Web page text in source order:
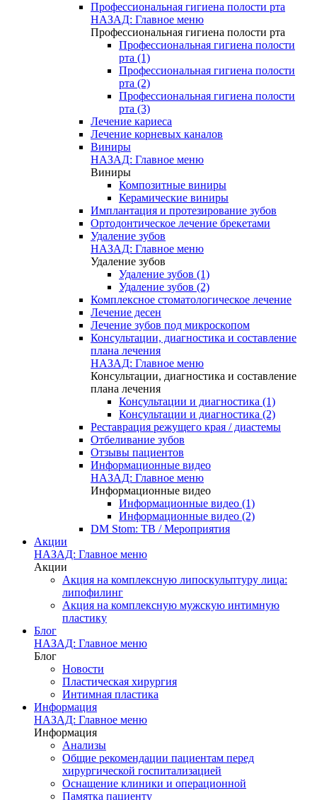
Профессиональная гигиена полости рта
НАЗАД: Главное меню
Профессиональная гигиена полости рта
Профессиональная гигиена полости
рта (1)
Профессиональная гигиена полости
рта (2)
Профессиональная гигиена полости
рта (3)
Лечение кариеса
Лечение корневых каналов
Виниры
НАЗАД: Главное меню
Виниры
Композитные виниры
Керамические виниры
Имплантация и протезирование зубов
Ортодонтическое лечение брекетами
Удаление зубов
НАЗАД: Главное меню
Удаление зубов
Удаление зубов (1)
Удаление зубов (2)
Комплексное стоматологическое лечение
Лечение десен
Лечение зубов под микроскопом
Консультации, диагностика и составление
плана лечения
НАЗАД: Главное меню
Консультации, диагностика и составление
плана лечения
Консультации и диагностика (1)
Консультации и диагностика (2)
Реставрация режущего края / диастемы
Отбеливание зубов
Отзывы пациентов
Информационные видео
НАЗАД: Главное меню
Информационные видео
Информационные видео (1)
Информационные видео (2)
DM Stom: ТВ / Мероприятия
Акции
НАЗАД: Главное меню
Акции
Акция на комплексную липоскульптуру лица:
липофилинг
Акция на комплексную мужскую интимную
пластику
Блог
НАЗАД: Главное меню
Блог
Новости
Пластическая хирургия
Интимная пластика
Информация
НАЗАД: Главное меню
Информация
Анализы
Общие рекомендации пациентам перед
хирургической госпитализацией
Оснащение клиники и операционной
Памятка пациенту